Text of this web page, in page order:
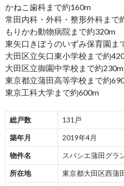
かねこ歯科まで約160m
常田内科・外科・整形外科まで
もりかわ動物病院まで約320m
東矢口きぼうのいずみ保育園ま
大田区立矢口東小学校まで約
大田区立御園中学校まで約230m
東京都立蒲田高等学校まで約
東京工科大学まで約600m
総戸数 131戸
築年月 2019年4月
物件名 スパシエ蒲田グラ
所在地 東京都大田区西蒲